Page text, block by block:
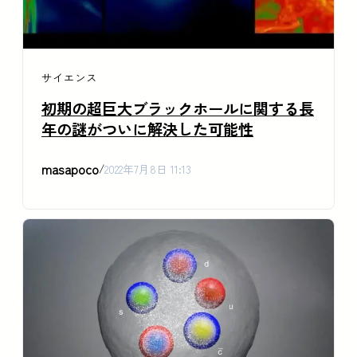
サイエンス
初期の超巨大ブラックホールに関する長
年の謎がついに解決した可能性
masapoco/2022年7月8日 11:13